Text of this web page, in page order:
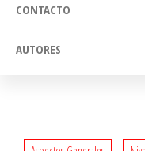
CONTACTO
AUTORES